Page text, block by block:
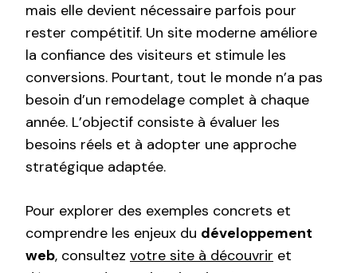
mais elle devient nécessaire parfois pour
rester compétitif. Un site moderne améliore
la confiance des visiteurs et stimule les
conversions. Pourtant, tout le monde n’a pas
besoin d’un remodelage complet à chaque
année. L’objectif consiste à évaluer les
besoins réels et à adopter une approche
stratégique adaptée.
Pour explorer des exemples concrets et
comprendre les enjeux du développement
web, consultez votre site à découvrir et